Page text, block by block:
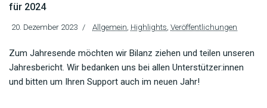
für 2024
20. Dezember 2023 Allgemein Highlights Veröffentlichungen
Zum Jahresende möchten wir Bilanz ziehen und teilen unseren
Jahresbericht. Wir bedanken uns bei allen Unterstützer:innen
und bitten um Ihren Support auch im neuen Jahr!